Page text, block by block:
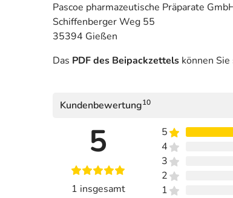
Pascoe pharmazeutische Präparate
Schiffenberger Weg 55
35394 Gießen
Das PDF des Beipackzettels können
Kundenbewertung10
5
1 insgesamt
5
4
3
2
1